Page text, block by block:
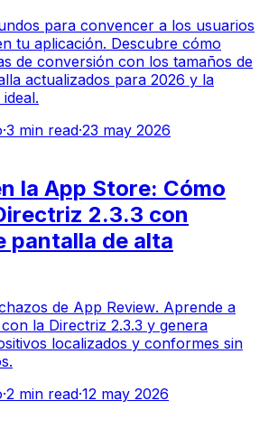
para convencer a los usuarios
tu aplicación. Descubre cómo
de conversión con los tamaños de
actualizados para 2026 y la
·3 min read·23 may 2026
la App Store: Cómo
2.3.3 con
pantalla de alta
de App Review. Aprende a
la Directriz 2.3.3 y genera
localizados y conformes sin
·2 min read·12 may 2026